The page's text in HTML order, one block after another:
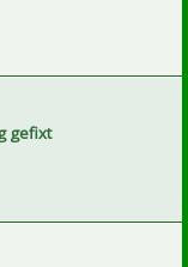
gefixt